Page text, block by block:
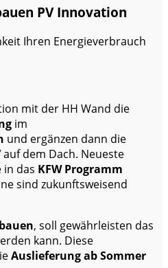
PV Innovation
Ihren Energieverbrauch
mit der HH Wand die
im
und ergänzen dann die
auf dem Dach. Neueste
in das KFW Programm
sind zukunftsweisend
, soll gewährleisten das
kann. Diese
Auslieferung ab Sommer